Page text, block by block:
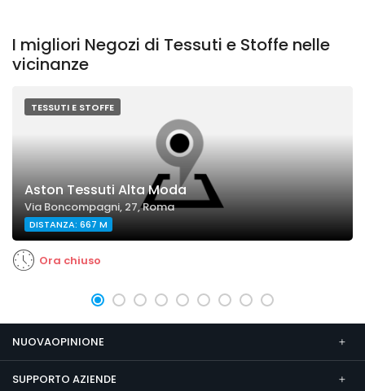
I migliori Negozi di Tessuti e Stoffe nelle
vicinanze
TESSUTI E STOFFE
Aston Tessuti Alta Moda
Via Boncompagni, 27, Roma
DISTANZA: 667 M
Ora chiuso
NUOVAOPINIONE
SUPPORTO AZIENDE